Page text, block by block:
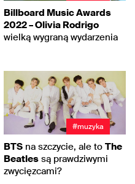
Billboard Music Awards
2022 – Olivia Rodrigo
wielką wygraną wydarzenia
#muzyka
BTS na szczycie, ale to The
Beatles są prawdziwymi
zwycięzcami?